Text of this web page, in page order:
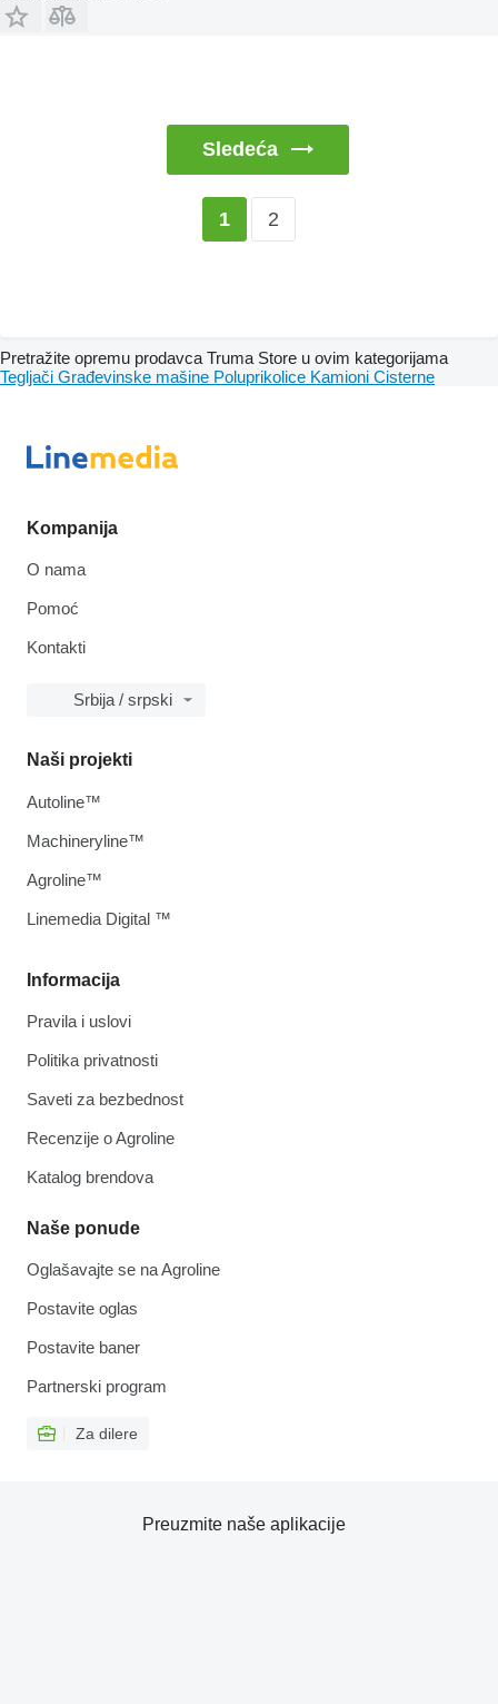
Sledeća
1 2
Pretražite opremu prodavca Truma Store u ovim kategorijama
Tegljači Građevinske mašine Poluprikolice Kamioni Cisterne
Kompanija
O nama
Pomoć
Kontakti
Srbija / srpski
Informacija
Pravila i uslovi
Politika privatnosti
Saveti za bezbednost
Recenzije o Agroline
Katalog brendova
Naše ponude
Oglašavajte se na Agroline
Postavite oglas
Postavite baner
Partnerski program
Za dilere
Naši projekti
Autoline™
Machineryline™
Agroline™
Linemedia Digital ™
Preuzmite naše aplikacije